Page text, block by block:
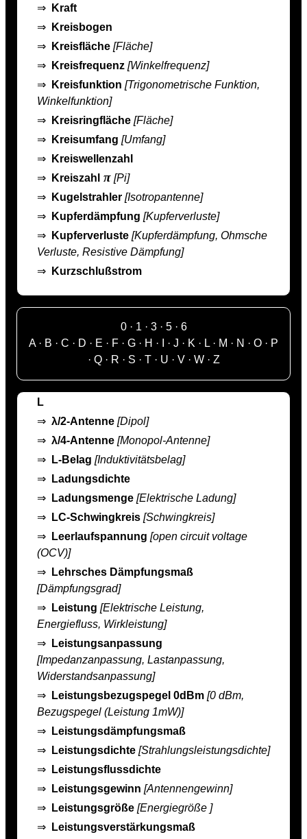
⇒
Kraft
⇒
Kreisbogen
⇒
Kreisfläche [Fläche]
⇒
Kreisfrequenz [Winkelfrequenz]
⇒
Kreisfunktion [Trigonometrische Funktion,
Winkelfunktion]
⇒
Kreisringfläche [Fläche]
⇒
Kreisumfang [Umfang]
⇒
Kreiswellenzahl
⇒
Kreiszahl π [Pi]
⇒
Kugelstrahler [Isotropantenne]
⇒
Kupferdämpfung [Kupferverluste]
⇒
Kupferverluste [Kupferdämpfung, Ohmsche
Verluste, Resistive Dämpfung]
⇒
Kurzschlußstrom
0· 1· 3· 5· 6
A· B · C · D · E · F · G · H · · J · K · L· M · N · O · P
· Q· R · S · T · U · V · W· Z
L
⇒ λ/2-Antenne [Dipol]
⇒ λ/4-Antenne [Monopol-Antenne]
⇒
L-Belag [Induktivitätsbelag]
⇒
Ladungsdichte
⇒
Ladungsmenge [Elektrische Ladung]
⇒
LC-Schwingkreis [Schwingkreis]
⇒
Leerlaufspannung [open circuit voltage
(OCV)]
⇒
Lehrsches Dämpfungsmaß
[Dämpfungsgrad]
⇒
Leistung [Elektrische Leistung,
Energiefluss, Wirkleistung]
⇒
Leistungsanpassung
[Impedanzanpassung, Lastanpassung,
Widerstandsanpassung]
⇒
Leistungsbezugspegel 0dBm [0 dBm,
Bezugspegel (Leistung 1mW)]
⇒
Leistungsdämpfungsmaß
⇒
Leistungsdichte [Strahlungsleistungsdichte]
⇒
Leistungsflussdichte
⇒
Leistungsgewinn [Antennengewinn]
⇒
Leistungsgröße [Energiegröße ]
⇒
Leistungsverstärkungsmaß